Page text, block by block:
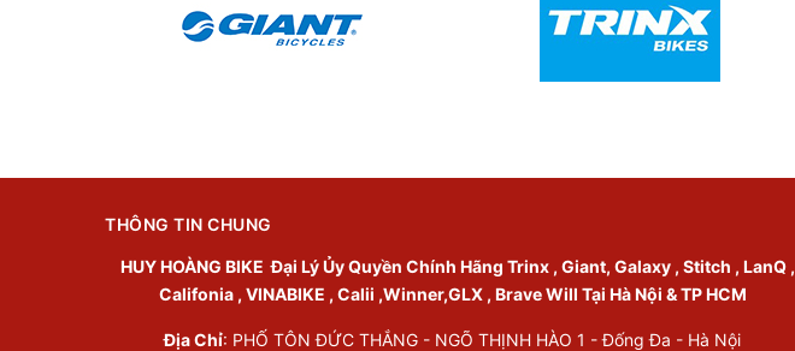
THÔNG TIN CHUNG
HUY HOÀNG BIKE Đại Lý Ủy Quyền Chính Hãng Trinx , Giant, Galaxy , Stitch , LanQ ,
Califonia , VINABIKE , Calii ,Winner,GLX , Brave Will Tại Hà Nội & TP HCM
Địa Chỉ: PHỐ TÔN ĐỨC THẮNG - NGÕ THỊNH HÀO 1 - Đống Đa - Hà Nội